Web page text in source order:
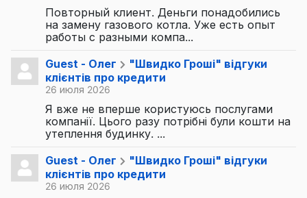
Повторный клиент. Деньги понадобились
на замену газового котла. Уже есть опыт
работы с разными компа...
Guest - Олег
"Швидко Гроші" відгуки
клієнтів про кредити
26 июля 2026
Я вже не вперше користуюсь послугами
компанії. Цього разу потрібні були кошти на
утеплення будинку. ...
Guest - Олег
"Швидко Гроші" відгуки
клієнтів про кредити
26 июля 2026